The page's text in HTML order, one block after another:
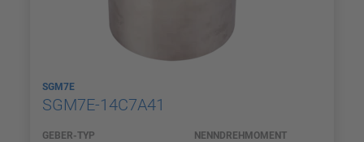
SGM7E
SGM7E-14C7A41
GEBER-TYP NENNDREHMOMENT